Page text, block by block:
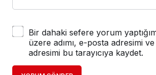
Bir dahaki sefere yorum
üzere adımı, e-posta adresimi
adresimi bu tarayıcıya kaydet.